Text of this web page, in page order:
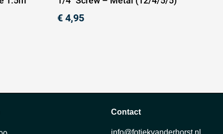
€ 4,95
Contact
info@fotiekvanderhorst.nl